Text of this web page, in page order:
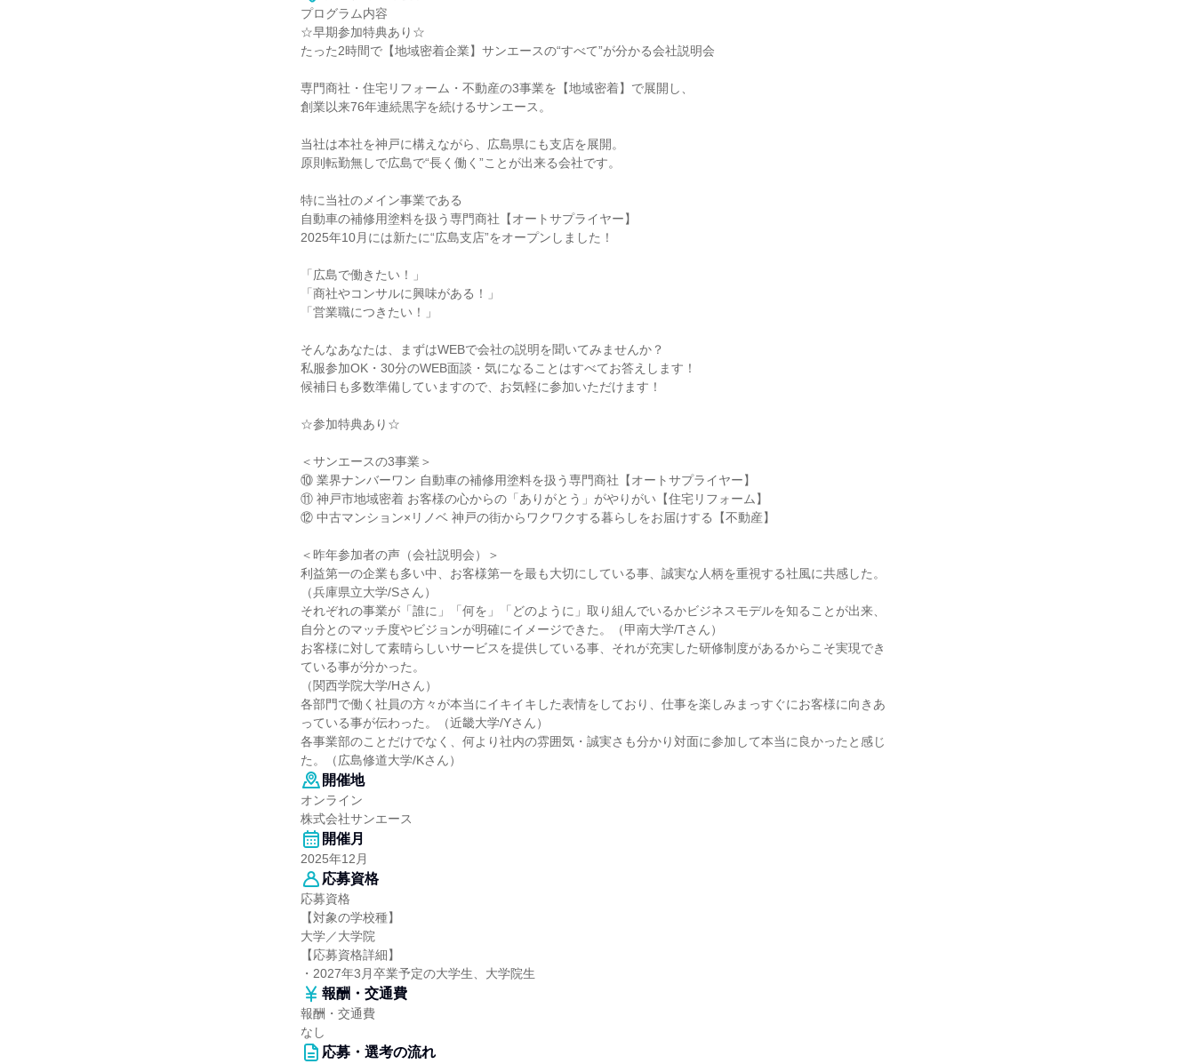
プログラム内容
☆早期参加特典あり☆
たった2時間で【地域密着企業】サンエースの“すべて”が分かる会社説明会
専門商社・住宅リフォーム・不動産の3事業を【地域密着】で展開し、
創業以来76年連続黒字を続けるサンエース。
当社は本社を神戸に構えながら、広島県にも支店を展開。
原則転勤無しで広島で“長く働く”ことが出来る会社です。
特に当社のメイン事業である
自動車の補修用塗料を扱う専門商社【オートサプライヤー】
2025年10月には新たに“広島支店”をオープンしました！
「広島で働きたい！」
「商社やコンサルに興味がある！」
「営業職につきたい！」
そんなあなたは、まずはWEBで会社の説明を聞いてみませんか？
私服参加OK・30分のWEB面談・気になることはすべてお答えします！
候補日も多数準備していますので、お気軽に参加いただけます！
☆参加特典あり☆
＜サンエースの3事業＞
⑩ 業界ナンバーワン 自動車の補修用塗料を扱う専門商社【オートサプライヤー】
⑪ 神戸市地域密着 お客様の心からの「ありがとう」がやりがい【住宅リフォーム】
⑫ 中古マンション×リノベ 神戸の街からワクワクする暮らしをお届けする【不動産】
＜昨年参加者の声（会社説明会）＞
利益第一の企業も多い中、お客様第一を最も大切にしている事、誠実な人柄を重視する社風に共感した。
（兵庫県立大学/Sさん）
それぞれの事業が「誰に」「何を」「どのように」取り組んでいるかビジネスモデルを知ることが出来、
自分とのマッチ度やビジョンが明確にイメージできた。（甲南大学/Tさん）
お客様に対して素晴らしいサービスを提供している事、それが充実した研修制度があるからこそ実現でき
ている事が分かった。
（関西学院大学/Hさん）
各部門で働く社員の方々が本当にイキイキした表情をしており、仕事を楽しみまっすぐにお客様に向きあ
っている事が伝わった。（近畿大学/Yさん）
各事業部のことだけでなく、何より社内の雰囲気・誠実さも分かり対面に参加して本当に良かったと感じ
た。（広島修道大学/Kさん）
開催地
オンライン
株式会社サンエース
開催月
2025年12月
応募資格
応募資格
【対象の学校種】
大学／大学院
【応募資格詳細】
・2027年3月卒業予定の大学生、大学院生
報酬・交通費
報酬・交通費
なし
応募・選考の流れ